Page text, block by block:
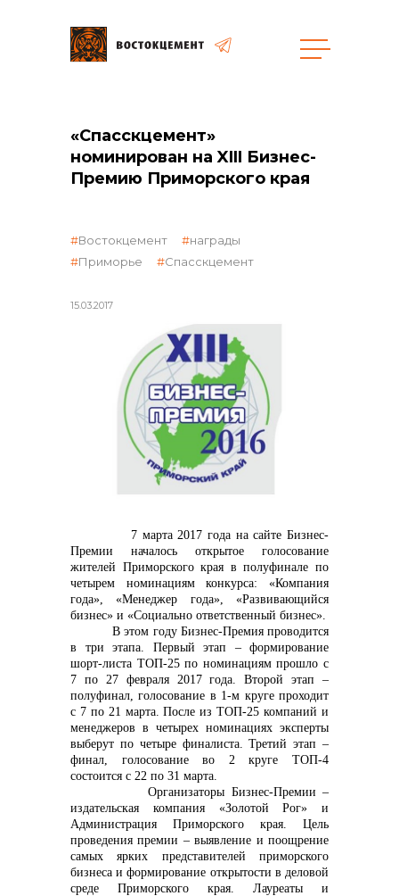
Закупки
общая информация
объявленные закупки
реализация неликвидов
контакты отдела закупок
Контакты
+7 (423) 234 50 50
info@vostokcement.ru
«Спасскцемент»
номинирован на XIII Бизнес-
Премию Приморского края
15.03.2017
Востокцемент
награды
Приморье
Спасскцемент
7 марта 2017 года на сайте Бизнес-
Премии началось открытое голосование
жителей Приморского края в полуфинале по
четырем номинациям конкурса: «Компания
года»,«Менеджер года», «Развивающийся
бизнес» и «Социально ответственный бизнес».
В этом году Бизнес-Премия проводится
в три этапа. Первый этап – формирование
шорт-листа ТОП-25 по номинациям прошло с
7 по 27 февраля 2017 года. Второй этап –
полуфинал, голосование в 1-м круге проходит
с 7 по 21 марта. После из ТОП-25 компаний и
менеджеров в четырех номинациях эксперты
выберут по четыре финалиста. Третий этап –
финал, голосование во 2 круге ТОП-4
состоится с 22 по 31 марта.
Организаторы Бизнес-Премии –
издательская компания «Золотой Рог» и
Администрация Приморского края. Цель
проведения премии – выявление и поощрение
самых ярких представителей приморского
бизнеса и формирование открытости в деловой
среде Приморского края. Лауреаты и